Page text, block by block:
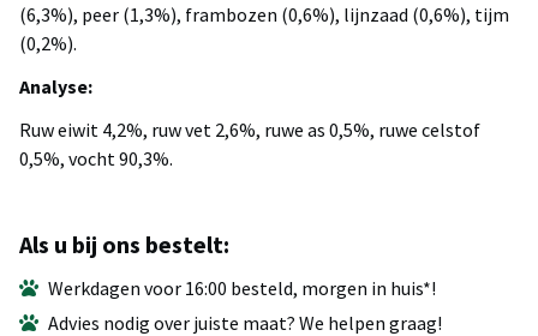
(6,3%), peer (1,3%), frambozen (0,6%), lijnzaad (0,6%), tijm
(0,2%).
Analyse:
Ruw eiwit 4,2%, ruw vet 2,6%, ruwe as 0,5%, ruwe celstof
0,5%, vocht 90,3%.
Als u bij ons bestelt:
Werkdagen voor 16:00 besteld, morgen in huis*!
Advies nodig over juiste maat? We helpen graag!